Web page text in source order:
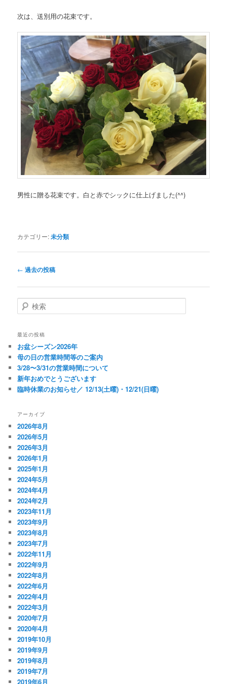
次は、送別用の花束です。
男性に贈る花束です。白と赤でシックに仕上げました(^^)
カテゴリー:未分類
投
ナ
ビ
ゲ
シ
ョ
ン
← 過去の投稿
検
索
最近の投稿
お盆シーズン2026年
母の日の営業時間等のご案内
3/28〜3/31の営業時間について
新年おめでとうございます
臨時休業のお知らせ／ 12/13(土曜)・12/21(日曜)
アーカイブ
2026年8月
2026年5月
2026年3月
2026年1月
2025年1月
2024年5月
2024年4月
2024年2月
2023年11月
2023年9月
2023年8月
2023年7月
2022年11月
2022年9月
2022年8月
2022年6月
2022年4月
2022年3月
2020年7月
2020年4月
2019年10月
2019年9月
2019年8月
2019年7月
2019年6月